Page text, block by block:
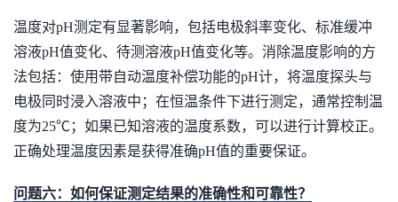
温度对pH测定有显著影响，包括电极斜率变化、标准缓冲
溶液pH值变化、待测溶液pH值变化等。消除温度影响的方
法包括：使用带自动温度补偿功能的pH计，将温度探头与
电极同时浸入溶液中；在恒温条件下进行测定，通常控制温
度为25℃；如果已知溶液的温度系数，可以进行计算校正。
正确处理温度因素是获得准确pH值的重要保证。
问题六：如何保证测定结果的准确性和可靠性？